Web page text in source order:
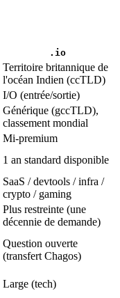
.io
Territoire britannique de
l'océan Indien (ccTLD)
I/O (entrée/sortie)
Générique (gccTLD),
classement mondial
Mi-premium
1 an standard disponible
SaaS / devtools / infra /
crypto / gaming
Plus restreinte (une
décennie de demande)
Question ouverte
(transfert Chagos)
Large (tech)